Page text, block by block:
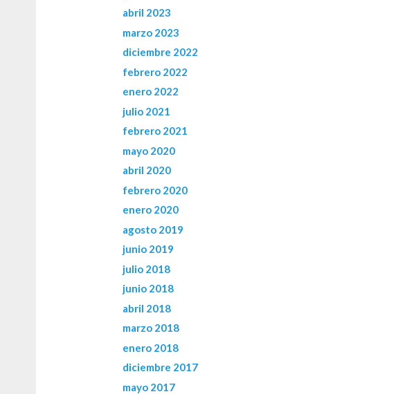
abril 2023
marzo 2023
diciembre 2022
febrero 2022
enero 2022
julio 2021
febrero 2021
mayo 2020
abril 2020
febrero 2020
enero 2020
agosto 2019
junio 2019
julio 2018
junio 2018
abril 2018
marzo 2018
enero 2018
diciembre 2017
mayo 2017